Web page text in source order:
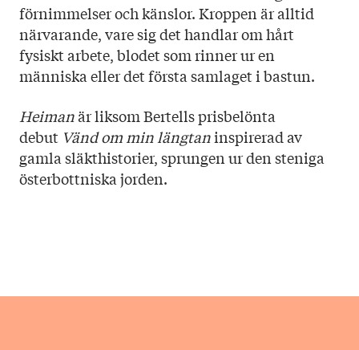
förnimmelser och känslor. Kroppen är alltid
närvarande, vare sig det handlar om hårt
fysiskt arbete, blodet som rinner ur en
människa eller det första samlaget i bastun.
Heimanär liksom Bertells prisbelönta
debut Vänd om min längtaninspirerad av
gamla släkthistorier, sprungen ur den steniga
österbottniska jorden.